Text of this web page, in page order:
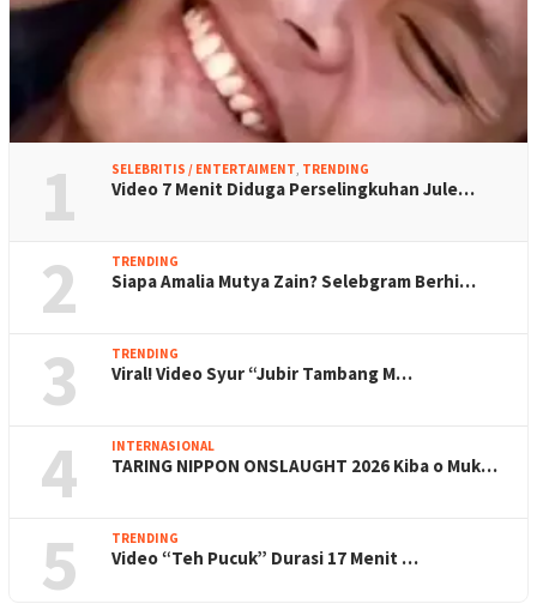
1 SELEBRITIS / ENTERTAIMENT TRENDING
Video 7 Menit Diduga Perselingkuhan Jule…
2 TRENDING
Siapa Amalia Mutya Zain? Selebgram Berhi…
3 TRENDING
Viral! Video Syur “Jubir Tambang M…
4 INTERNASIONAL
TARING NIPPON ONSLAUGHT 2026 Kiba o Muk…
5 TRENDING
Video “Teh Pucuk” Durasi 17 Menit …